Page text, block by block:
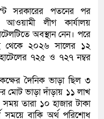
সরকারের পতনের পর
লীগ কার্যালয়
অবস্থান নেন। পরে
থেকে ২০২৬ সালের ১২
৭২৫ ও ৭২৭ নম্বর
দৈনিক ভাড়া ছিল ৩
মোট ভাড়া দাঁড়ায় ১১ লাখ
তারা ১০ হাজার টাকা
সময়ে বাকি অর্থ পরিশোধ